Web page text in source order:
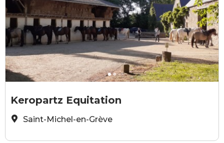
centre-equestre-keropartz
Keropartz Equitation
Saint-Michel-en-Grève